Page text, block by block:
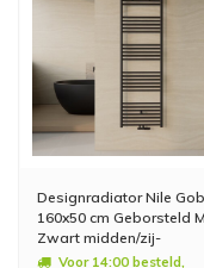
Designradiator Nile
160x50 cm Geborsteld
Zwart midden/zij-
aansluiting
Voor 14:00 besteld,